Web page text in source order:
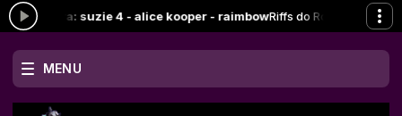
suzie 4 - alice kooper - raimbowRiffs do Rock com Spayk das
MENU